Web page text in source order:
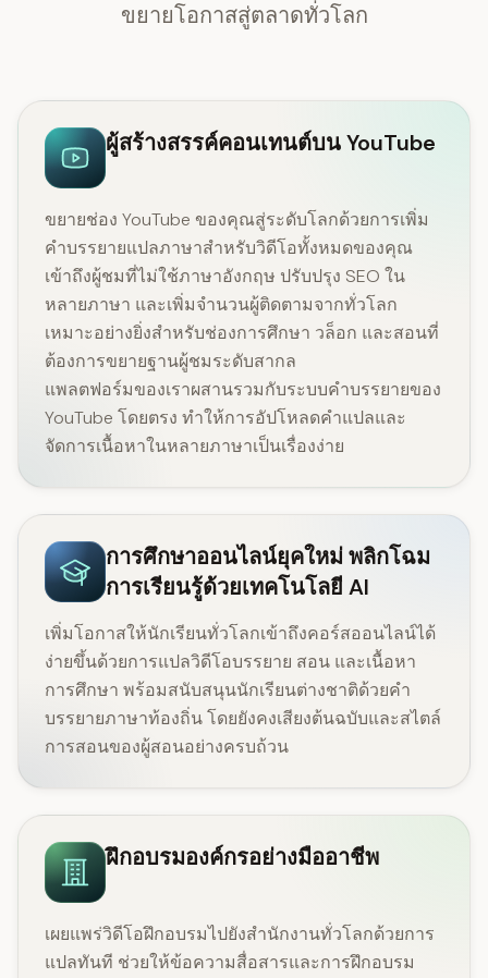
ขยายโอกาสสู่ตลาดทั่วโลก
ผู้สร้างสรรค์คอนเทนต์บน YouTube
ขยายช่อง YouTube ของคุณสู่ระดับโลกด้วยการเพิ่ม
คำบรรยายแปลภาษาสำหรับวิดีโอทั้งหมดของคุณ
เข้าถึงผู้ชมที่ไม่ใช้ภาษาอังกฤษ ปรับปรุง SEO ใน
หลายภาษา และเพิ่มจำนวนผู้ติดตามจากทั่วโลก
เหมาะอย่างยิ่งสำหรับช่องการศึกษา วล็อก และสอนที่
ต้องการขยายฐานผู้ชมระดับสากล
แพลตฟอร์มของเราผสานรวมกับระบบคำบรรยายของ
YouTube โดยตรง ทำให้การอัปโหลดคำแปลและ
จัดการเนื้อหาในหลายภาษาเป็นเรื่องง่าย
การศึกษาออนไลน์ยุคใหม่ พลิกโฉม
การเรียนรู้ด้วยเทคโนโลยี AI
เพิ่มโอกาสให้นักเรียนทั่วโลกเข้าถึงคอร์สออนไลน์ได้
ง่ายขึ้นด้วยการแปลวิดีโอบรรยาย สอน และเนื้อหา
การศึกษา พร้อมสนับสนุนนักเรียนต่างชาติด้วยคำ
บรรยายภาษาท้องถิ่น โดยยังคงเสียงต้นฉบับและสไตล์
การสอนของผู้สอนอย่างครบถ้วน
ฝึกอบรมองค์กรอย่างมืออาชีพ
เผยแพร่วิดีโอฝึกอบรมไปยังสำนักงานทั่วโลกด้วยการ
แปลทันที ช่วยให้ข้อความสื่อสารและการฝึกอบรม